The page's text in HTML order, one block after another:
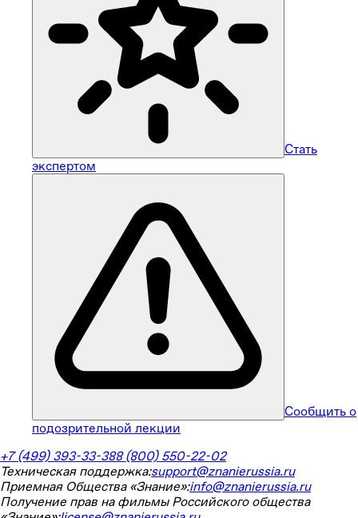
Стать
экспертом
Сообщить о
подозрительной лекции
+7 (499) 393-33-388 (800) 550-22-02
Техническая поддержка:support@znanierussia.ru
Приемная Общества «Знание»:info@znanierussia.ru
Получение прав на фильмы Российского общества